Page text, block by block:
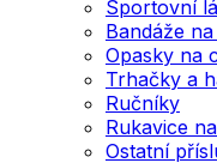
Sportovní
Bandáže
Opasky na
Trhačky a
Ručníky
Rukavice
Ostatní